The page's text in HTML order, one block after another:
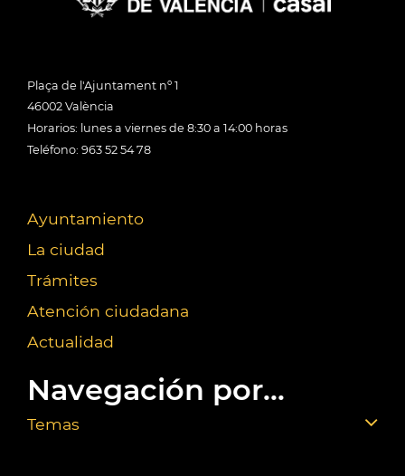
Plaça de l'Ajuntament nº 1
46002 València
Horarios: lunes a viernes de 8:30 a 14:00 horas
Teléfono: 963 52 54 78
Ayuntamiento
La ciudad
Trámites
Atención ciudadana
Actualidad
Navegación por...
Temas